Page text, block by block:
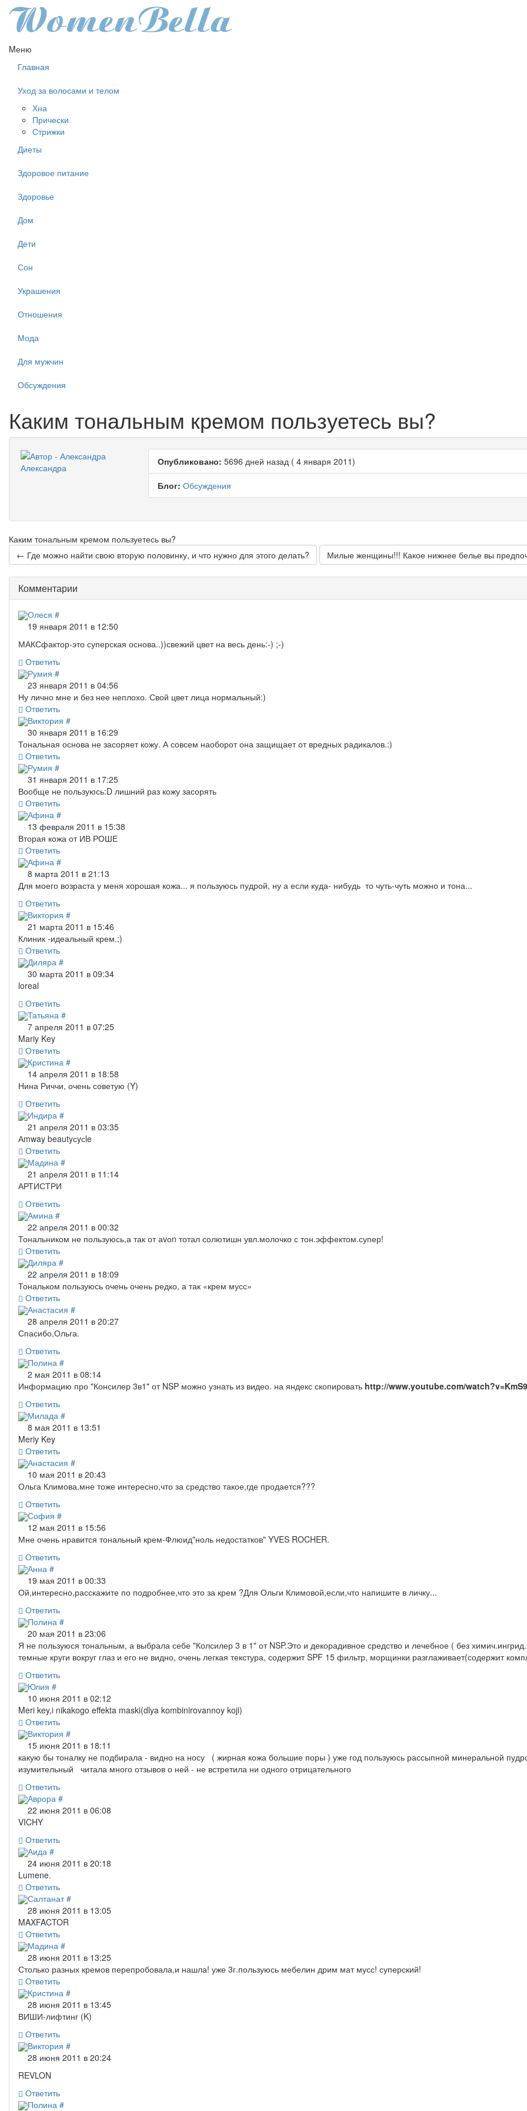
Mеню
Главная
Уход за волосами и телом
Хна
Прически
Стрижки
Диеты
Здоровое питание
Здоровье
Дом
Дети
Сон
Украшения
Отношения
Мода
Для мужчин
Обсуждения
Каким тональным кремом пользуетесь вы?
Александра
Опубликовано: 5696 дней назад ( 4 января 2011)
Блог: Обсуждения
Каким тональным кремом пользуетесь вы?
← Где можно найти свою вторую половинку, и что нужно для этого делать?
Милые женщины!!! Какое нижнее белье вы
Комментарии
Олеся #
19 января 2011 в 12:50
МАКСфактор-это суперская основа..))свежий цвет на весь день:-) ;-)
Ответить
Румия #
23 января 2011 в 04:56
Ну лично мне и без нее неплохо. Свой цвет лица нормальный:)
Ответить
Виктория #
30 января 2011 в 16:29
Тональная основа не засоряет кожу. А совсем наоборот она защищает от вредных радикалов.:)
Ответить
Румия #
31 января 2011 в 17:25
Вообще не пользуюсь:D лишний раз кожу засорять
Ответить
Афина #
13 февраля 2011 в 15:38
Вторая кожа от ИВ РОШЕ
Ответить
Афина #
8 марта 2011 в 21:13
Для моего возраста у меня хорошая кожа... я пользуюсь пудрой, ну а если куда- нибудь то чуть-чуть можно и тона...
Ответить
Виктория #
21 марта 2011 в 15:46
Клиник -идеальный крем.;)
Ответить
Диляра #
30 марта 2011 в 09:34
loreal
Ответить
Татьяна #
7 апреля 2011 в 07:25
Mariy Key
Ответить
Кристина #
14 апреля 2011 в 18:58
Нина Риччи, очень советую (Y)
Ответить
Индира #
21 апреля 2011 в 03:35
Аmway beautyсyсle
Ответить
Мадина #
21 апреля 2011 в 11:14
АРТИСТРИ
Ответить
Амина #
22 апреля 2011 в 00:32
Тональником не пользуюсь,а так от аvоn тотал солютишн увл.молочко с тон.эффектом.супер!
Ответить
Диляра #
22 апреля 2011 в 18:09
Тональком пользуюсь очень очень редко, а так «крем мусс»
Ответить
Анастасия #
28 апреля 2011 в 20:27
Спасибо,Ольга.
Ответить
Полина #
2 мая 2011 в 08:14
Информацию про "Консилер 3в1" от NSP можно узнать из видео. на яндекс скопировать http://www.youtube.com/
Ответить
Милада #
8 мая 2011 в 13:51
Meriy Key
Ответить
Анастасия #
10 мая 2011 в 20:43
Ольга Климова,мне тоже интересно,что за средство такое,где продается???
Ответить
София #
12 мая 2011 в 15:56
Мне очень нравится тональный крем-Флюид"ноль недостатков" YVES ROCHER.
Ответить
Анна #
19 мая 2011 в 00:33
Ой,интересно,расскажите по подробнее,что это за крем ?Для Ольги Климовой,если,что напишите в личку...
Ответить
Полина #
20 мая 2011 в 23:06
Я не пользуюся тональным, а выбрала себе "Колсилер 3 в 1" от NSP.Это и декорадивное средство и лечебное ( без
темные круги вокруг глаз и его не видно, очень легкая текстура, содержит SPF 15 фильтр, морщинки разглаживает(содержит
Ответить
Юлия #
10 июня 2011 в 02:12
Meri key,i nikakogo effekta maski(dlya kombinirovannoy koji)
Ответить
Виктория #
15 июня 2011 в 18:11
какую бы тоналку не подбирала - видно на носу ( жирная кожа большие поры ) уже год пользуюсь рассыпной минеральной
изумительный читала много отзывов о ней - не встретила ни одного отрицательного
Ответить
Аврора #
22 июня 2011 в 06:08
VICHY
Ответить
Аида #
24 июня 2011 в 20:18
Lumene.
Ответить
Салтанат #
28 июня 2011 в 13:05
MAXFACTOR
Ответить
Мадина #
28 июня 2011 в 13:25
Столько разных кремов перепробовала,и нашла! уже 3г.пользуюсь мебелин дрим мат мусс! суперский!
Ответить
Кристина #
28 июня 2011 в 13:45
ВИШИ-лифтинг (K)
Ответить
Виктория #
28 июня 2011 в 20:24
REVLON
Ответить
Полина #